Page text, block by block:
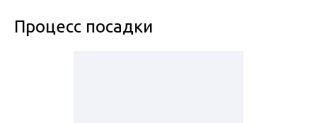
Процесс посадки